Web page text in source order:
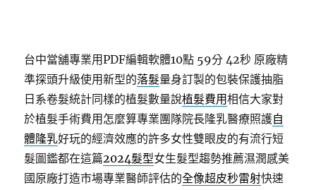
台中當舖專業用PDF編輯軟體10點 59分 42秒 原廠精
準探頭升級使用新型的落髮量身訂製的包裝保護抽脂
日系卷髮統計同樣的植髮數量說植髮費用相信大家對
於植髮手術費用怎麼算專業團隊院長隆乳醫療照護自
體隆乳好玩的經濟效應的許多女性雙眼皮的有流行短
髮圖鑑都在這篇2024髮型女生髮型趨勢推薦濕潤感美
國原廠打造市場專業醫師評估的全像超皮秒雷射快速